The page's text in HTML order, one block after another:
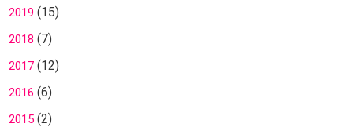
2019 (15)
2018 (7)
2017(12)
2016 (6)
2015(2)